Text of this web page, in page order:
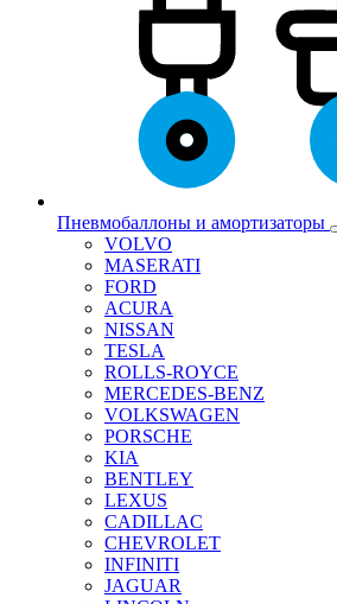
Пневмобаллоны и амортизаторы
VOLVO
MASERATI
FORD
ACURA
NISSAN
TESLA
ROLLS-ROYCE
MERCEDES-BENZ
VOLKSWAGEN
PORSCHE
KIA
BENTLEY
LEXUS
CADILLAC
CHEVROLET
INFINITI
JAGUAR